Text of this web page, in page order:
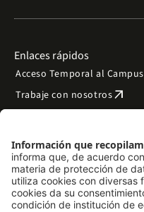
Enlaces rápidos
Acceso Temporal al Campus
Trabaje con nosotrosarrow_outward
Preguntas frecuentes
Filantropía y donacionesarrow_outward
Mapa del sitio arrow_outward